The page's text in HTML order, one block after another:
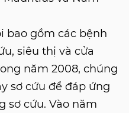
bao gồm các bệnh
siêu thị và cửa
năm 2008, chúng
sơ cứu để đáp ứng
sơ cứu. Vào năm